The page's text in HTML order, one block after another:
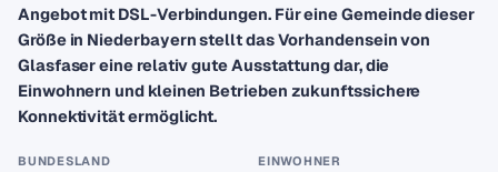
Angebot mit DSL-Verbindungen. Für eine Gemeinde dieser
Größe in Niederbayern stellt das Vorhandensein von
Glasfaser eine relativ gute Ausstattung dar, die
Einwohnern und kleinen Betrieben zukunftssichere
Konnektivität ermöglicht.
BUNDESLAND EINWOHNER